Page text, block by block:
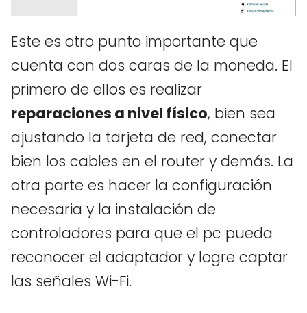
Este es otro punto importante que
cuenta con dos caras de la moneda. El
primero de ellos es realizar
reparaciones a nivel físico, bien sea
ajustando la tarjeta de red, conectar
bien los cables en el router y demás. La
otra parte es hacer la configuración
necesaria y la instalación de
controladores para que el pc pueda
reconocer el adaptador y logre captar
las señales Wi-Fi.